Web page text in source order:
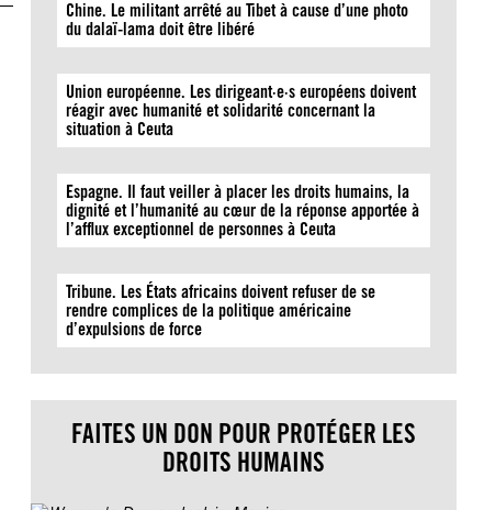
Chine. Le militant arrêté au Tibet à cause d’une photo
du dalaï-lama doit être libéré
Union européenne. Les dirigeant·e·s européens doivent
réagir avec humanité et solidarité concernant la
situation à Ceuta
Espagne. Il faut veiller à placer les droits humains, la
dignité et l’humanité au cœur de la réponse apportée à
l’afflux exceptionnel de personnes à Ceuta
Tribune. Les États africains doivent refuser de se
rendre complices de la politique américaine
d’expulsions de force
FAITES UN DON POUR PROTÉGER LES
DROITS HUMAINS